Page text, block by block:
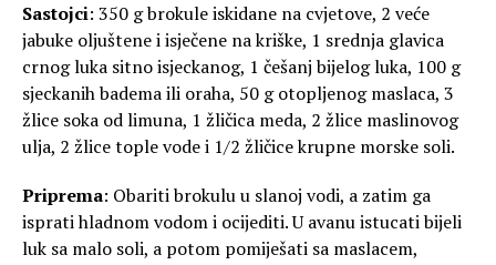
Sastojci: 350 g brokule iskidane na cvjetove, 2 veće
jabuke oljuštene i isječene na kriške, 1 srednja glavica
crnog luka sitno isjeckanog, 1 češanj bijelog luka, 100 g
sjeckanih badema ili oraha, 50 g otopljenog maslaca, 3
žlice soka od limuna, 1 žličica meda, 2 žlice maslinovog
ulja, 2 žlice tople vode i 1/2 žličice krupne morske soli.
Priprema: Obariti brokulu u slanoj vodi, a zatim ga
isprati hladnom vodom i ocijediti. U avanu istucati bijeli
luk sa malo soli, a potom pomiješati sa maslacem,